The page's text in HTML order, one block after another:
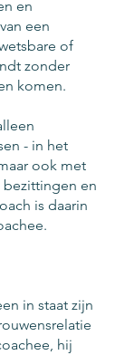
en
een
of
zonder
komen.
- in het
ook met
en
is daarin
in staat zijn
hij